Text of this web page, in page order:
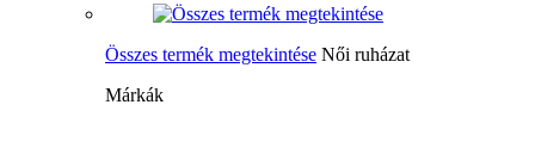
Összes termék megtekintése Női ruházat
Márkák